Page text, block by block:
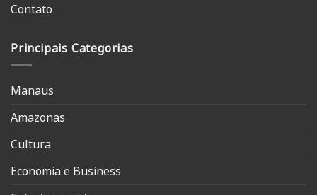
Contato
Principais Categorias
Manaus
Amazonas
Cultura
Economia e Business